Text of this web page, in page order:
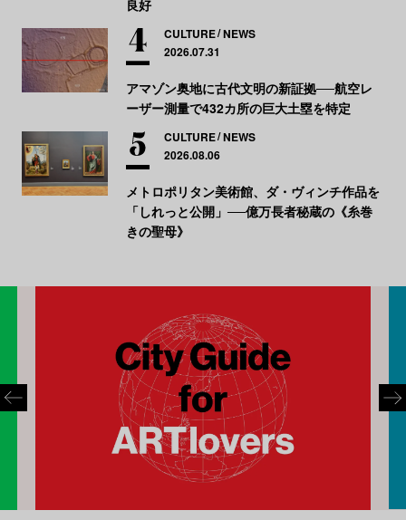
良好
CULTURE NEWS
2026.07.31
アマゾン奥地に古代文明の新証拠──航空レ
ーザー測量で432カ所の巨大土塁を特定
CULTURE NEWS
2026.08.06
メトロポリタン美術館、ダ・ヴィンチ作品を
「しれっと公開」──億万長者秘蔵の《糸巻
きの聖母》